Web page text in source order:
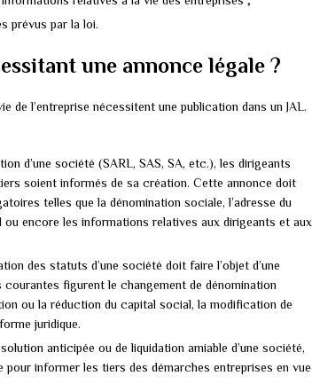
prévus par la loi.
une annonce légale ?
de l’entreprise nécessitent une publication dans un JAL.
d’une société (SARL, SAS, SA, etc.), les dirigeants
soient informés de sa création. Cette annonce doit
telles que la dénomination sociale, l’adresse du
encore les informations relatives aux dirigeants et aux
des statuts d’une société doit faire l’objet d’une
figurent le changement de dénomination
ou la réduction du capital social, la modification de
juridique.
anticipée ou de liquidation amiable d’une société,
informer les tiers des démarches entreprises en vue